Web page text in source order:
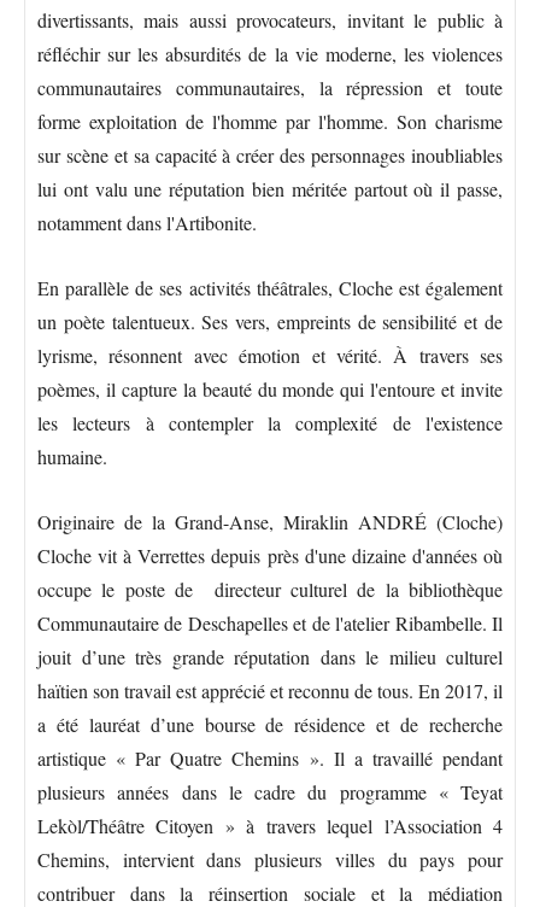
divertissants, mais aussi provocateurs, invitant le public à
réfléchir sur les absurdités de la vie moderne, les violences
communautaires communautaires, la répression et toute
forme exploitation de l'homme par l'homme. Son charisme
sur scène et sa capacité à créer des personnages inoubliables
lui ont valu une réputation bien méritée partout où il passe,
notamment dans l'Artibonite.
En parallèle de ses activités théâtrales, Cloche est également
un poète talentueux. Ses vers, empreints de sensibilité et de
lyrisme, résonnent avec émotion et vérité. À travers ses
poèmes, il capture la beauté du monde qui l'entoure et invite
les lecteurs à contempler la complexité de l'existence
humaine.
Originaire de la Grand-Anse, Miraklin ANDRÉ (Cloche)
Cloche vit à Verrettes depuis près d'une dizaine d'années où
occupe le poste de directeur culturel de la bibliothèque
Communautaire de Deschapelles et de l'atelier Ribambelle. Il
jouit d’une très grande réputation dans le milieu culturel
haïtien son travail est apprécié et reconnu de tous. En 2017, il
a été lauréat d’une bourse de résidence et de recherche
artistique « Par Quatre Chemins ». Il a travaillé pendant
plusieurs années dans le cadre du programme « Teyat
Lekòl/Théâtre Citoyen » à travers lequel l’Association 4
Chemins, intervient dans plusieurs villes du pays pour
contribuer dans la réinsertion sociale et la médiation